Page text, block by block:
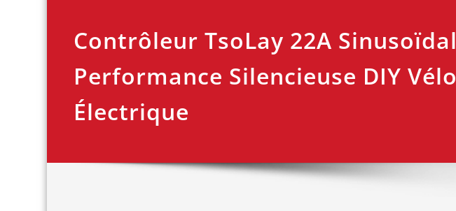
Contrôleur TsoLay 22A Sinusoïdal
Performance Silencieuse DIY Vélo
Électrique